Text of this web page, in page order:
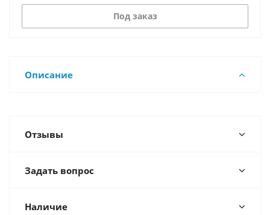
Под заказ
Описание
Отзывы
Задать вопрос
Наличие